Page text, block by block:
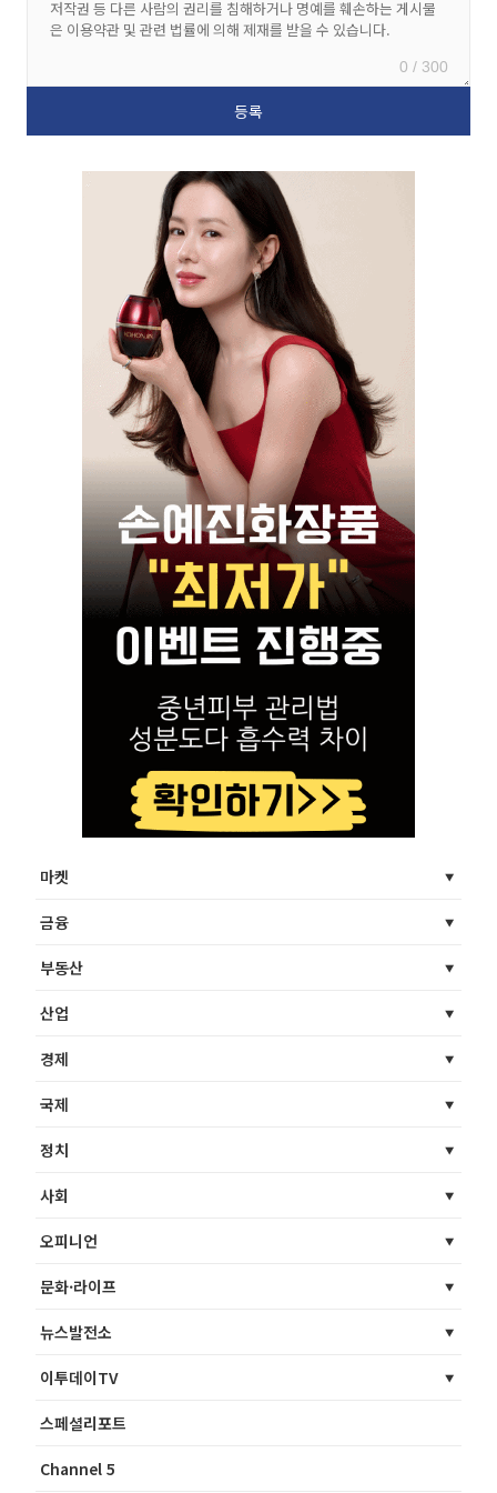
0 / 300
마켓
금융
부동산
산업
경제
국제
정치
사회
오피니언
문화·라이프
뉴스발전소
이투데이TV
스페셜리포트
Channel 5